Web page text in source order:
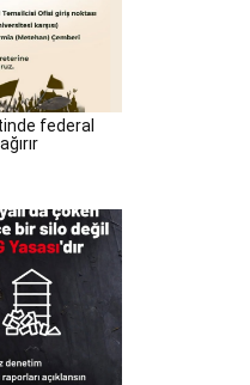
federal